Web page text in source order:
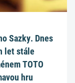
Sazky. Dnes
let stále
TOTO
hru